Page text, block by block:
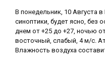
В понедельник, 10 Августа
синоптики, будет ясно, без
днем от +25 до +27, ночью
восточный, слабый, 4 м/с.
Влажность воздуха